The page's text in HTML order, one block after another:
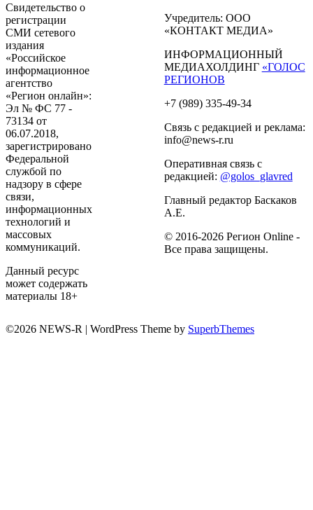
Свидетельство о
регистрации
СМИ сетевого
издания
«Российское
информационное
агентство
«Регион онлайн»:
Эл № ФС 77 -
73134 от
06.07.2018,
зарегистрировано
Федеральной
службой по
надзору в сфере
связи,
информационных
технологий и
массовых
коммуникаций.
Данный ресурс
может содержать
материалы 18+
Учредитель: ООО
«КОНТАКТ МЕДИА»
ИНФОРМАЦИОННЫЙ
МЕДИАХОЛДИНГ «ГОЛОС
РЕГИОНОВ
+7 (989) 335-49-34
Связь с редакцией и реклама:
info@news-r.ru
Оперативная связь с
редакцией: @golos_glavred
Главный редактор Баскаков
А.Е.
© 2016-2026 Регион Online -
Все права защищены.
©2026 NEWS-R | WordPress Theme by SuperbThemes